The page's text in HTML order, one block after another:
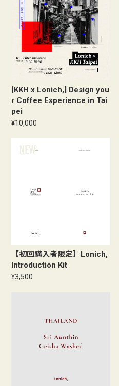
[KKH x Lonich,] Design you
r Coffee Experience in Tai
pei
¥10,000
【初回購入者限定】Lonich,
Introduction Kit
¥3,500